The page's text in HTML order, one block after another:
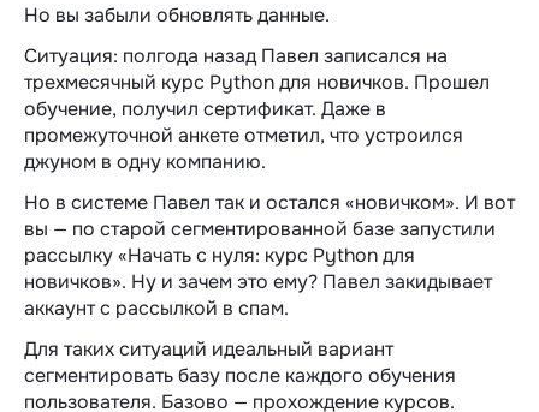
Но вы забыли обновлять данные.
Ситуация: полгода назад Павел записался на
трехмесячный курс Python для новичков. Прошел
обучение, получил сертификат. Даже в
промежуточной анкете отметил, что устроился
джуном в одну компанию.
Но в системе Павел так и остался «новичком». И вот
вы — по старой сегментированной базе запустили
рассылку «Начать с нуля: курс Python для
новичков». Ну и зачем это ему? Павел закидывает
аккаунт с рассылкой в спам.
Для таких ситуаций идеальный вариант
сегментировать базу после каждого обучения
пользователя. Базово — прохождение курсов.